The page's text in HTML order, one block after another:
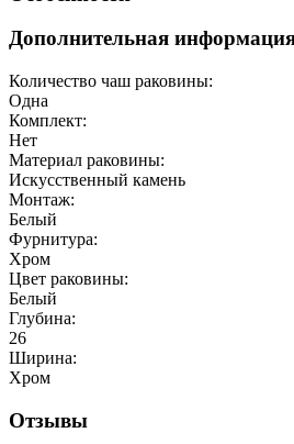
Дополнительная
Количество чаш раковины:
Одна
Комплект:
Нет
Материал раковины:
Искусственный камень
Монтаж:
Белый
Фурнитура:
Хром
Цвет раковины:
Белый
Глубина:
26
Ширина:
Хром
Отзывы